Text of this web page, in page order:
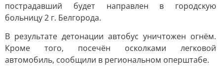
пострадавший будет направлен в городскую
больницу 2 г. Белгорода.
В результате детонации автобус уничтожен огнём.
Кроме того, посечён осколками легковой
автомобиль, сообщили в региональном оперштабе.